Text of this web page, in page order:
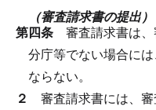
（審査請求書の提出）
第四条 審査請求書は
分庁等でない場合に
ならない。
２ 審査請求書には、